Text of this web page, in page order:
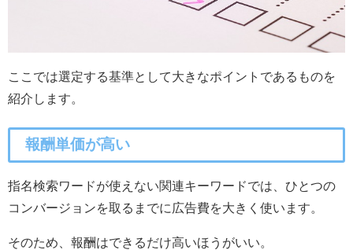
ここでは選定する基準として大きなポイントであるものを
紹介します。
報酬単価が高い
指名検索ワードが使えない関連キーワードでは、ひとつの
コンバージョンを取るまでに広告費を大きく使います。
そのため、報酬はできるだけ高いほうがいい。